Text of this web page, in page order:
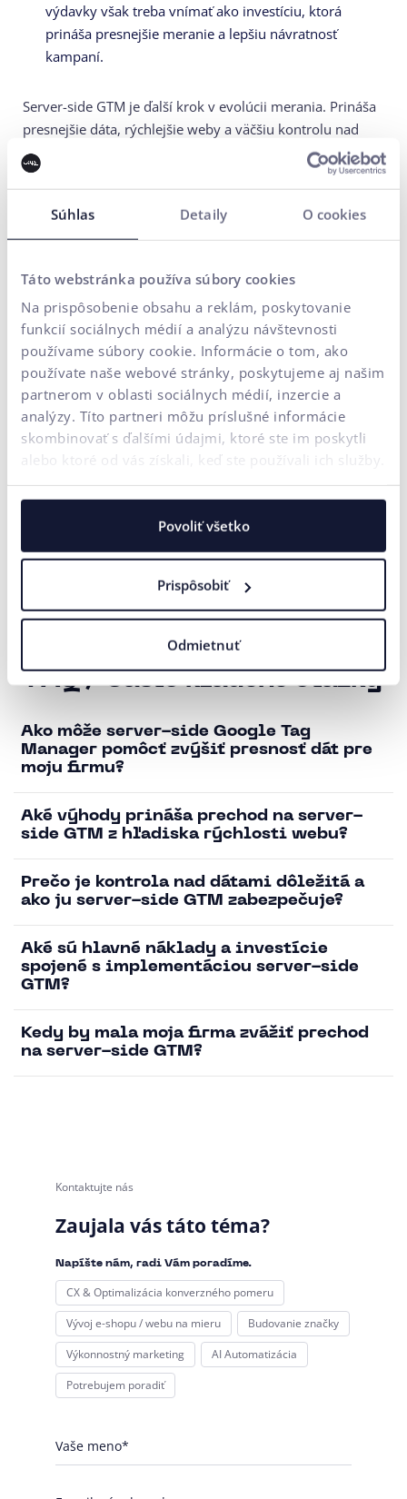
Súhlas Detaily O cookies
Táto webstránka používa súbory cookies
Na prispôsobenie obsahu a reklám, poskytovanie
funkcií sociálnych médií a analýzu návštevnosti
používame súbory cookie. Informácie o tom, ako
používate naše webové stránky, poskytujeme aj našim
partnerom v oblasti sociálnych médií, inzercie a
analýzy. Títo partneri môžu príslušné informácie
skombinovať s ďalšími údajmi, ktoré ste im poskytli
alebo ktoré od vás získali, keď ste používali ich služby.
Povoliť všetko
Prispôsobiť
Odmietnuť
výdavky však treba vnímať ako investíciu, ktorá
prináša presnejšie meranie a lepšiu návratnosť
kampaní.
Server-side GTM je ďalší krok v evolúcii merania. Prináša
presnejšie dáta, rýchlejšie weby a väčšiu kontrolu nad
tým, čo a komu odosielate. Áno, vyžaduje si trochu viac
príprav a technických znalostí, ale odmenou je moderné
Uičkovský tip: Hoci implementácia
presnejších dát, rýchlejšieho webu a väčšej kontroly nad
vrátia.
Chcete zistiť, či je Server-side GTM vhodný aj
pre váš biznis?
Ozvite sa nám. Radi s vami preberieme
možnosti nasadenia a pomôžeme vám nastaviť merania
tak, aby ste z kampaní vyťažili maximum.
Sú vám niektoré výrazy nejasné? Pozriteuičkovskú
FAQ / Často kladené otázky
Ako môže server-side Google Tag
Manager pomôcť zvýšiť presnosť dát pre
moju firmu?
Aké výhody prináša prechod na server-
side GTM z hľadiska rýchlosti webu?
Prečo je kontrola nad dátami dôležitá a
ako ju server-side GTM zabezpečuje?
Aké sú hlavné náklady a investície
spojené s implementáciou server-side
GTM?
Kedy by mala moja firma zvážiť prechod
na server-side GTM?
Kontaktujte nás
Zaujala vás táto téma?
Napíšte nám, radi Vám poradíme.
CX & Optimalizácia konverzného pomeru
Vývoj e-shopu / webu na mieru
Budovanie značky
Výkonnostný marketing
AI Automatizácia
Potrebujem poradiť
Vaše meno*